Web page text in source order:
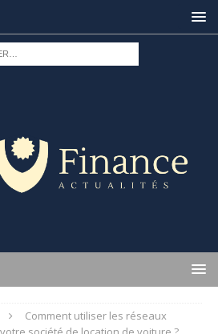
Comment utiliser les réseaux